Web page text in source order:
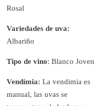
Rosal
Variedades de uva:
Albariño
Tipo de vino: Blanco Joven
Vendímia: La vendimia es
manual, las uvas se